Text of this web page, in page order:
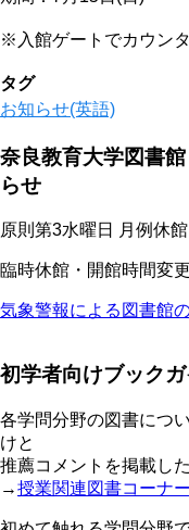
※入館ゲートでカウン
タグ
お知らせ(英語)
奈良教育大学図書
らせ
原則第3水曜日 月例休館
臨時休館・開館時間変
気象警報による図書館
初学者向けブック
各学問分野の図書につ
けと
推薦コメントを掲載し
→授業関連図書コーナ